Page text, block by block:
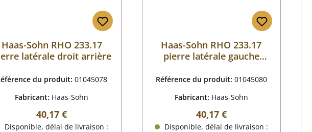
Haas-Sohn RHO 233.17
latérale droit arrière
du produit:01045078
Fabricant: Haas-Sohn
Prix régulier :
40,17 €
Disponible, délai de livraison :
Haas-Sohn RHO 233.17
pierre latérale gauche
Référence du produit: 01045080
Fabricant: Haas-Sohn
Prix régulier :
40,17 €
Disponible, délai de livraison :